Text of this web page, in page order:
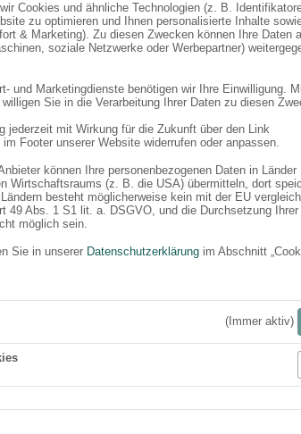
Cookies und ähnliche Technologien (z. B.
zu optimieren und Ihnen personalisierte Inhalte
& Marketing). Zu diesen Zwecken können Ihre Daten
soziale Netzwerke oder Werbepartner)
und Marketingdienste benötigen wir Ihre Einwilligung.
willigen Sie in die Verarbeitung Ihrer Daten zu diesen
jederzeit mit Wirkung für die Zukunft über den Link
im Footer unserer Website widerrufen oder anpassen.
können Ihre personenbezogenen Daten in Länder
Wirtschaftsraums (z. B. die USA) übermitteln, dort
besteht möglicherweise kein mit der EU
49 Abs. 1 S1 lit. a. DSGVO, und die Durchsetzung
möglich sein.
Sie in unserer Datenschutzerklärung im Abschnitt
(Immer aktiv)
mit anderen Kunden. Bitte beachten Sie,